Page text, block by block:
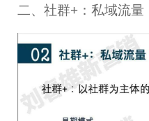
二、社群+：私域流量